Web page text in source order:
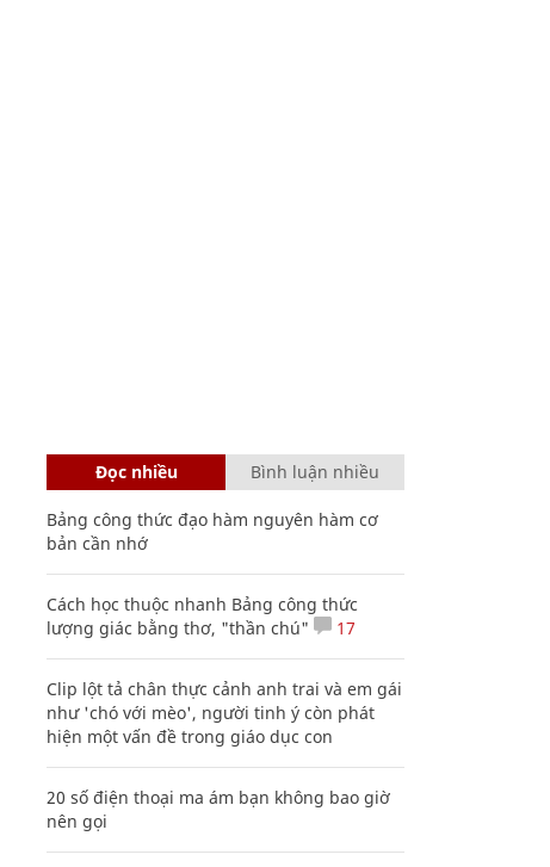
Đọc nhiều Bình luận nhiều
Bảng công thức đạo hàm nguyên hàm cơ
bản cần nhớ
Cách học thuộc nhanh Bảng công thức
lượng giác bằng thơ, "thần chú"
17
Clip lột tả chân thực cảnh anh trai và em gái
như 'chó với mèo', người tinh ý còn phát
hiện một vấn đề trong giáo dục con
20 số điện thoại ma ám bạn không bao giờ
nên gọi